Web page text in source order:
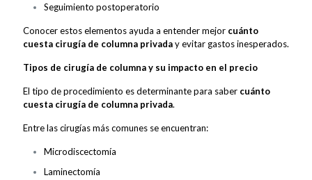
Seguimiento postoperatorio
Conocer estos elementos ayuda a entender mejor cuánto
cuesta cirugía de columna privaday evitar gastos inesperados.
Tipos de cirugía de columna y su impacto en el precio
El tipo de procedimiento es determinante para saber cuánto
cuesta cirugía de columna privada.
Entre las cirugías más comunes se encuentran:
Microdiscectomía
Laminectomía